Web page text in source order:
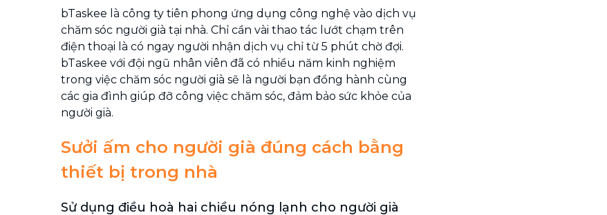
bTaskee là công ty tiên phong ứng dụng công nghệ vào dịch vụ
chăm sóc người già tại nhà. Chỉ cần vài thao tác lướt chạm trên
điện thoại là có ngay người nhận dịch vụ chỉ từ 5 phút chờ đợi.
bTaskee với đội ngũ nhân viên đã có nhiều năm kinh nghiệm
trong việc chăm sóc người già sẽ là người bạn đồng hành cùng
các gia đình giúp đỡ công việc chăm sóc, đảm bảo sức khỏe của
người già.
Sưởi ấm cho người già đúng cách bằng
thiết bị trong nhà
Sử dụng điều hoà hai chiều nóng lạnh cho người già